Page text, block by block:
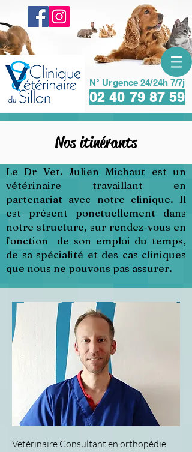
N° Urgence 24/24h 7/7j
02 40 79 87 59
Nos itinérants
Le Dr Vet. Julien Michaut est un
vétérinaire travaillant en
partenariat avec notre clinique. Il
est présent ponctuellement dans
notre structure, sur rendez-vous en
fonction de son emploi du temps,
de sa spécialité et des cas cliniques
que nous ne pouvons pas assurer.
Vétérinaire Consultant en orthopédie